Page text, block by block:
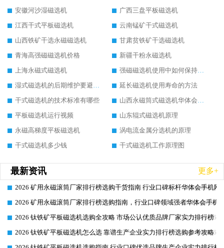
安徽河沙湿磁选机
广西三盘平板磁选机
江西干式平板磁选机
云南锰矿干式磁选机
山西铁矿干选永磁磁选机
甘肃贫铁矿干选磁选机
青海高强磁磁选机价格
新疆干粉永磁选机
上海永磁式磁选机
强磁磁选机使用中如何保持其顺畅运行
湿式磁选机的后期维护要避开哪些坑
延长磁选机使用寿命的方法
干式磁选机的技术标准有哪些
山西永磁筒式磁选机华体会手机网页版-华体会(中国)
平板磁选机运行视频
山东辊式磁选机原理
永磁高梯度平板磁选机
涡电流金属分选机的原理
干式磁选机多少钱
干式磁选机工作原理图
最新资讯 更多+
2026-06-26
2026 矿用永磁滚筒厂家排行榜选购干货指南 行业口碑标杆华体会手机网
2026-06-26
2026 矿用永磁滚筒厂家排行榜选购指南，行业口碑领域强者华体会手机
2026-06-26
2026 钛铁矿平板磁选机选购全攻略 市场公认优质品牌厂家实力排行榜
2026-06-26
2026 钛铁矿平板磁选机怎么选 靠谱生产企业实力排行榜选购参考攻略